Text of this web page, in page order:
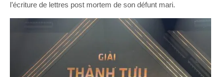
l’écriture de lettres post mortem de son défunt mari.